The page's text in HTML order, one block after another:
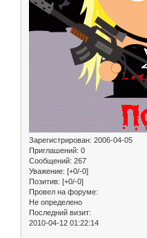
Зарегистрирован: 2006-04-05
Приглашений: 0
Сообщений: 267
Уважение: [+0/-0]
Позитив: [+0/-0]
Провел на форуме:
Не определено
Последний визит:
2010-04-12 01:22:14